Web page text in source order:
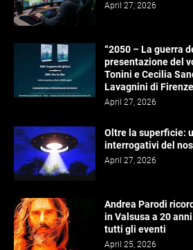
April 27, 2026
“2050 – La guerra
presentazione del
Tonini e Cecilia
Lavagnini di Firenze
April 27, 2026
Oltre la superficie:
interrogativi del
April 27, 2026
Andrea Parodi
in Valsusa a 20
tutti gli eventi
April 25, 2026